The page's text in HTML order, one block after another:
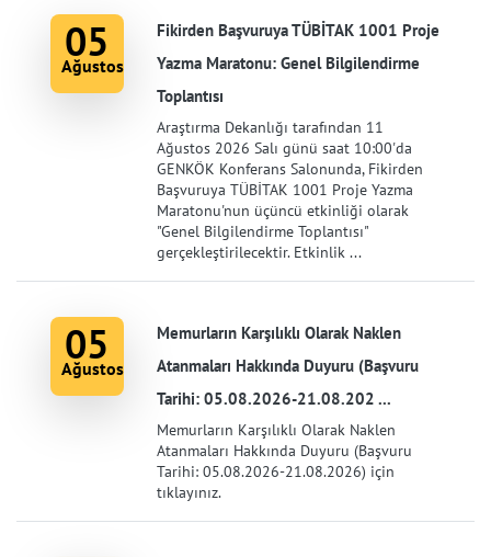
05
Ağustos
Fikirden Başvuruya TÜBİTAK 1001 Proje
Yazma Maratonu: Genel Bilgilendirme
Toplantısı
Araştırma Dekanlığı tarafından 11
Ağustos 2026 Salı günü saat 10:00'da
GENKÖK Konferans Salonunda, Fikirden
Başvuruya TÜBİTAK 1001 Proje Yazma
Maratonu'nun üçüncü etkinliği olarak
"Genel Bilgilendirme Toplantısı"
gerçekleştirilecektir. Etkinlik ...
05
Ağustos
Memurların Karşılıklı Olarak Naklen
Atanmaları Hakkında Duyuru (Başvuru
Tarihi: 05.08.2026-21.08.202 ...
Memurların Karşılıklı Olarak Naklen
Atanmaları Hakkında Duyuru (Başvuru
Tarihi: 05.08.2026-21.08.2026) için
tıklayınız.